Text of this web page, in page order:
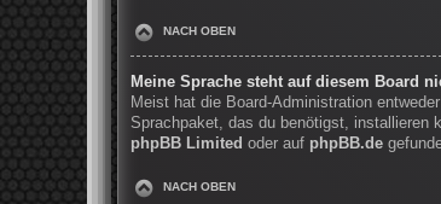
NACH OBEN
Meine Sprache steht auf diesem Board
Meist hat die Board-Administration
Sprachpaket, das du benötigst, installieren
phpBB Limited oder auf phpBB.de
NACH OBEN